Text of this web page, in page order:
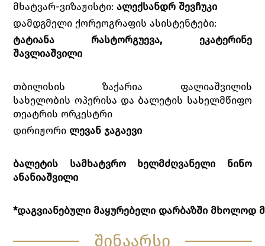
მხატვარ-ვიზაჟისტი:ალექსანდრ შევჩუკი
დამდგმელი ქორეოგრაფის ასისტენტები:
ტატიანა რასტორგუევა, ეკატერინე
შავლიაშვილი
თბილისის ზაქარია ფალიაშვილის
სახელობის ოპერისა და ბალეტის სახელმწიფო
თეატრის ორკესტრი
დირიჟორი ლევან ჯაგაევი
ბალეტის სამხატვრო ხელმძღვანელი ნინო
ანანიაშვილი
*დაგვიანებული მაყურებელი დარბაზში მხოლოდ
შინაარსი